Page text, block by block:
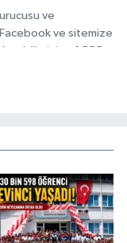
ve
ve sitemize
- 0555